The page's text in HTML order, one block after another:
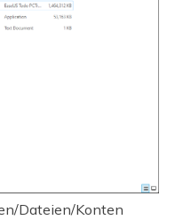
Dateien/Konten